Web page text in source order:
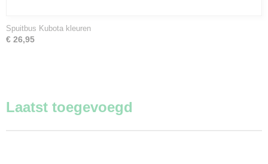
Spuitbus Kubota kleuren
€ 26,95
Laatst toegevoegd